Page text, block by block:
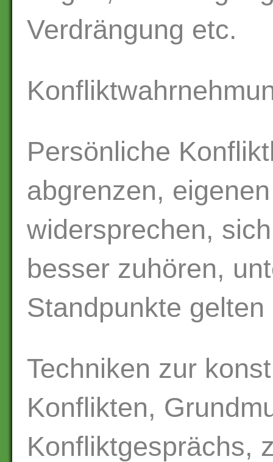
Verdrängung etc.
Persönliche
abgrenzen,
widersprechen,
besser zuhören,
Standpunkte
Techniken zur
Konflikten,
Konfliktgesprächs,